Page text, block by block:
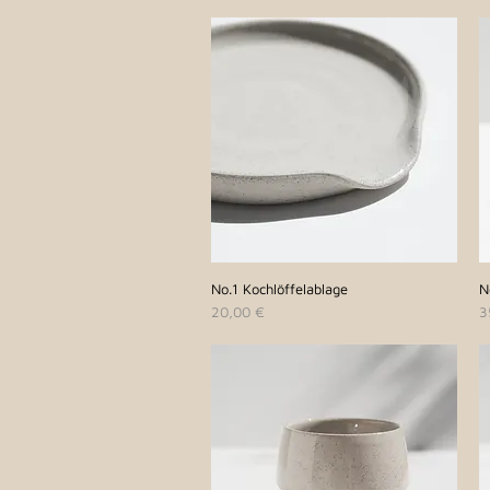
Schnellansicht
No.1 Kochlöffelablage
Preis
20,00 €